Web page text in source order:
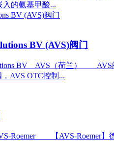
的氨基甲酸...
BV (AVS)阀门
AVS（荷兰） AVS阀门 -
AVS OTC控制...
【AVS-Roemer】德国